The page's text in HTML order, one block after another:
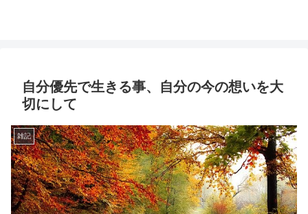
自分優先で生きる事、自分の今の想いを大
切にして
雑記